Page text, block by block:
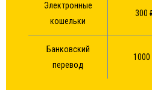
Электронные
кошельки
300
Банковский
перевод
1000